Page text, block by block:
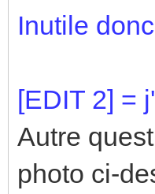
Inutile
[EDIT 2] =
Autre
photo ci-